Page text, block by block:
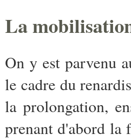
La
On y est parvenu
le cadre du
la prolongation,
prenant d'abord la